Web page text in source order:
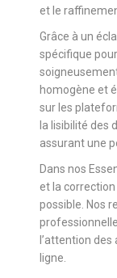
et le
Grâce à un
spécifique
homogène et
sur les
la lisibilité des
assurant une
Dans nos
et la
possible. Nos
l’attention
ligne.